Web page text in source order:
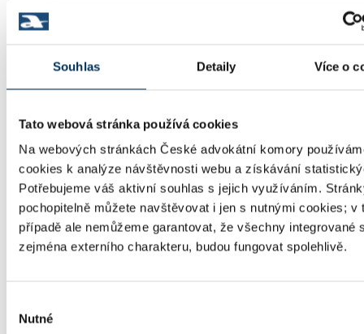
Souhlas Detaily Více o
Tato webová stránka používá cookies
Na webových stránkách České advokátní komory
cookies k analýze návštěvnosti webu a získávání
Potřebujeme váš aktivní souhlas s jejich využíváním.
pochopitelně můžete navštěvovat i jen s nutnými cookies; v
případě ale nemůžeme garantovat, že všechny integrované
zejména externího charakteru, budou fungovat spolehlivě.
souhlasu
Nutné
Mgr. Milena Modrá Kuttová
Ing. Mgr. Bc. Petr Molnár
Mgr. Jan Mrázek
JUDr. Dana Musalová, LL.M.
Mgr. Radka Mutinová
Mgr. Romana Náhlíková Kaletová
JUDr. Jiří Navrátil
JUDr. Sáša Navrátilová, LL.M.
Mgr. Pavla Nečasová
JUDr. Robert Němec, LL.M.